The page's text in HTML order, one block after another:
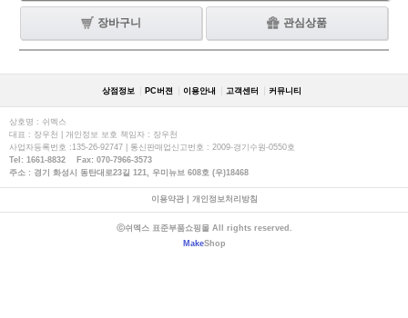
장바구니 관심상품
상점정보 PC버젼 이용안내 고객센터 커뮤니티
상호명 : 쉬멕스
대표 : 장우천 | 개인정보 보호 책임자 : 장우천
사업자등록번호 :135-26-92747 | 통신판매업신고번호 : 2009-경기수원-0550호
Tel: 1661-8832 Fax: 070-7966-3573
주소 : 경기 화성시 동탄대로23길 121, 우미뉴브 608호 (우)18468
이용약관| 개인정보처리방침
ⓒ쉬멕스 표준부품쇼핑몰 All rights reserved.
MakeShop